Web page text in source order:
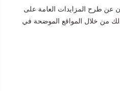
عن طرح المزايدات العامة على
وذلك من خلال المواقع الموضحة في